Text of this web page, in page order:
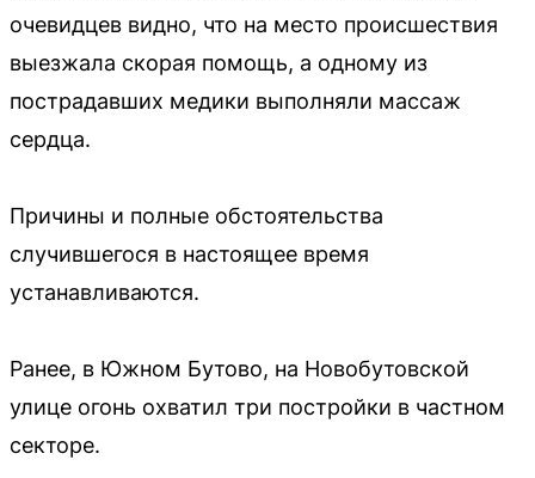
очевидцев видно, что на место происшествия
выезжала скорая помощь, а одному из
пострадавших медики выполняли массаж
сердца.
Причины и полные обстоятельства
случившегося в настоящее время
устанавливаются.
Ранее, в Южном Бутово, на Новобутовской
улице огонь охватил три постройки в частном
секторе.